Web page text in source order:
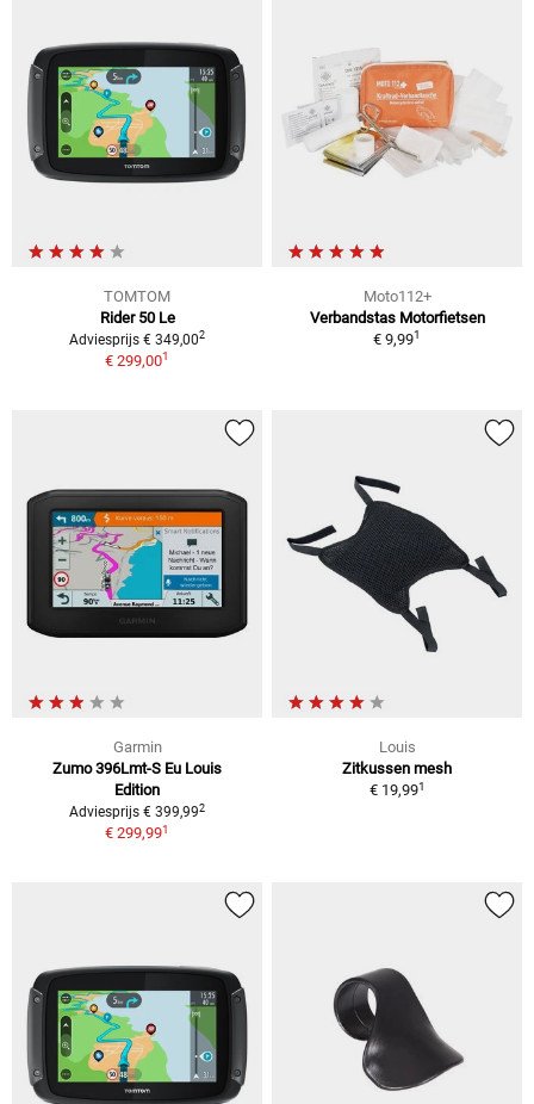
TOMTOM
Rider 50 Le
Adviesprijs € 349,002
€ 299,001
Moto112+
Verbandstas Motorfietsen
€ 9,991
Garmin
Zumo 396Lmt-S Eu Louis
Edition
Adviesprijs € 399,992
€ 299,991
Louis
Zitkussen mesh
€ 19,991